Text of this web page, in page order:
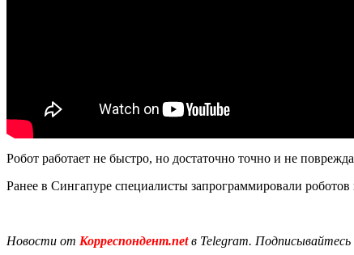
Робот работает не быстро, но достаточно точно и не
Ранее в Сингапуре специалисты запрограммировали роботов
Новости от Корреспондент.netв Telegram.